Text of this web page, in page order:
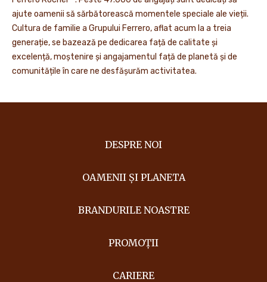
ajute oamenii să sărbătorească momentele speciale ale vieții.
Cultura de familie a Grupului Ferrero, aflat acum la a treia
generație, se bazează pe dedicarea față de calitate și
excelență, moștenire și angajamentul față de planetă și de
comunitățile în care ne desfășurăm activitatea.
DESPRE NOI
OAMENII ȘI PLANETA
BRANDURILE NOASTRE
PROMOȚII
CARIERE